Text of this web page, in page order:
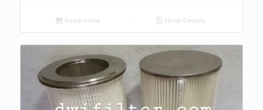
Read more Show Details